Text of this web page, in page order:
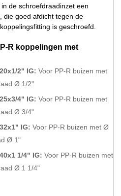
de schroefdraadinzet een
die goed afdicht tegen de
is geschroefd.
R koppelingen met
2" IG: Voor PP-R buizen met
Ø 1/2"
4" IG: Voor PP-R buizen met
Ø 3/4"
IG: Voor PP-R buizen met Ø
Ø 1"
1/4" IG: Voor PP-R buizen met
Ø 1 1/4"